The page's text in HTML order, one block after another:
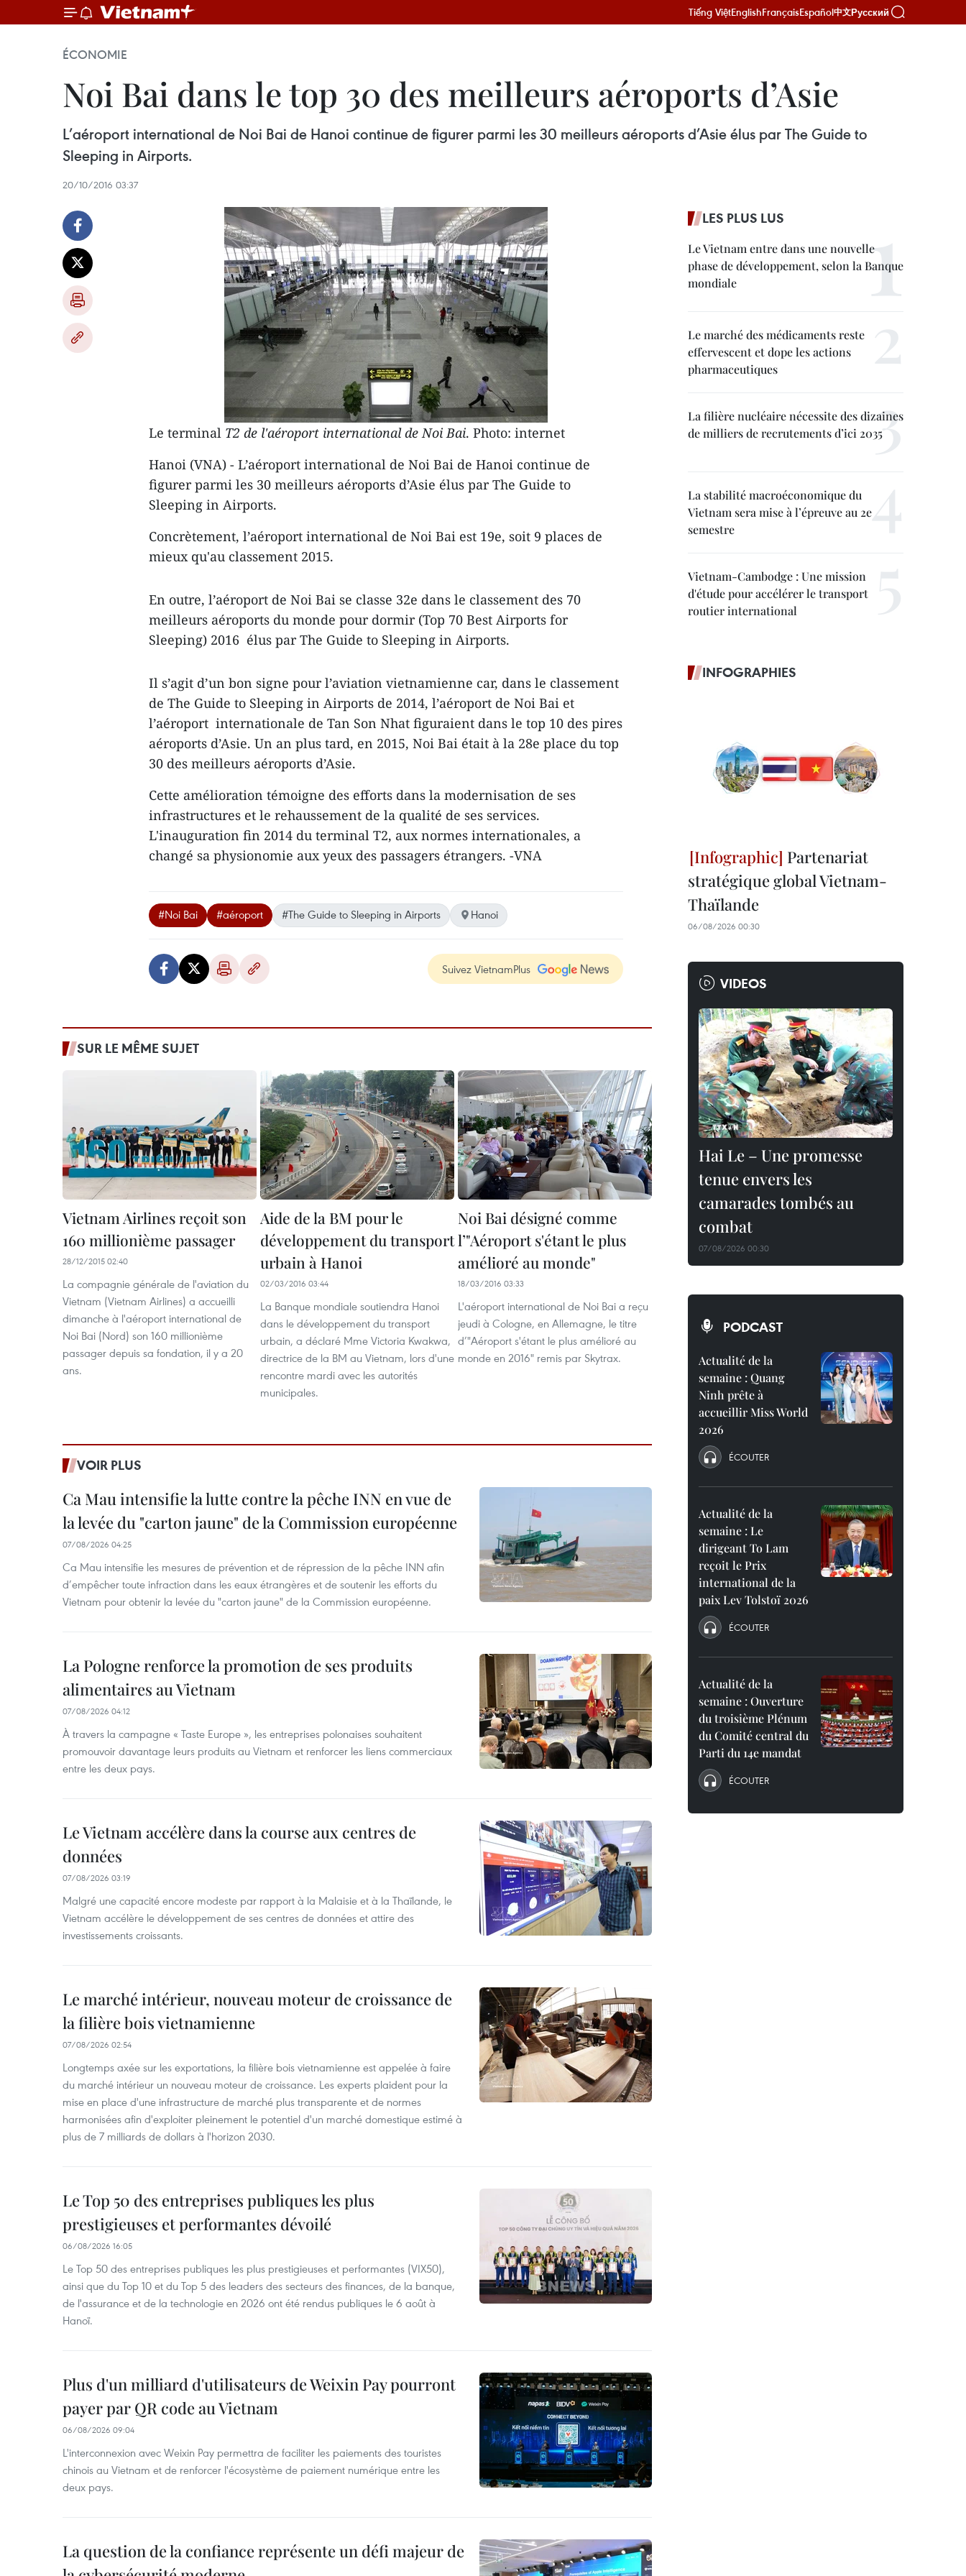
Tiếng ViệtEnglishFrançaisEspañol中文Русский
ÉCONOMIE
Noi Bai dans le top 30 des meilleurs aéroports d’Asie
L’aéroport international de Noi Bai ​de Hanoi continue de figurer parmi les 30 meilleurs aéroports d’Asie élus par The Guide to
Sleeping in Airports.
20/10/2016 03:37
Le terminal T2 de l'aéroport international de Noi Bai. Photo: internet
Hanoi (VNA) - L’aéroport international de Noi Bai ​de Hanoi continue de
figurer parmi les 30 meilleurs aéroports d’Asie élus par The Guide to
Sleeping in Airports.
Concrètement, l’aéroport international de Noi Bai est 19e, soit 9 places de
mieux ​qu'au classement 2015.
En outre, l’aéroport de Noi Bai se classe 32e dans ​le classement des 70
meilleurs aéroports du monde pour dormir (Top 70 Best Airports for
Sleeping) 2016 élus par The Guide to Sleeping in Airports.
Il s’agit d’un bon signe pour l’aviation vietnamienne car, ​dans le classement
de The Guide to Sleeping in Airports ​de 2014, l’aéroport​ de Noi Bai et
l’aéroport internationale de Tan Son Nhat ​figuraient dans le top 10 des pires
aéroports d’Asie. ​Un an plus tard, en 2015, Noi Bai était à la 28e place du top
30 des meilleurs aéroports d’Asie.
Cette amélioration ​témoigne des efforts dans la modernisation de ses
infrastructures et le rehaussement de la qualité de ses services. ​
L'inauguration fin 2014 du terminal T2, aux normes internationales, a
changé sa physionomie aux yeux des passagers étrangers. -VNA
#Noi Bai #aéroport #The Guide to Sleeping in Airports Hanoi
Suivez VietnamPlus
SUR LE MÊME SUJET
Vietnam Airlines reçoit son
160 millionième passager
28/12/2015 02:40
La compagnie générale de l'aviation du
Vietnam (Vietnam Airlines) a accueilli
dimanche à l'aéroport international de
Noi Bai (Nord) son 160 millionième
passager depuis sa fondation, il y a 20
ans.
Aide de la BM pour le
développement du transport
urbain à Hanoi
02/03/2016 03:44
La Banque mondiale soutiendra Hanoi
dans le développement du transport
urbain, a déclaré Mme Victoria Kwakwa,
directrice de la BM au Vietnam, lors d'une
rencontre mardi avec les autorités
municipales.
Noi Bai désigné comme
l’"Aéroport s'étant le plus
amélioré au monde"
18/03/2016 03:33
L'aéroport international de Noi Bai a reçu
jeudi à Cologne, en Allemagne, le titre
d’"Aéroport s'étant le plus amélioré au
monde en 2016" remis par Skytrax.
VOIR PLUS
Ca Mau intensifie la lutte contre la pêche INN en vue de
la levée du "carton jaune" de la Commission européenne
07/08/2026 04:25
Ca Mau intensifie les mesures de prévention et de répression de la pêche INN afin
d’empêcher toute infraction dans les eaux étrangères et de soutenir les efforts du
Vietnam pour obtenir la levée du "carton jaune" de la Commission européenne.
La Pologne renforce la promotion de ses produits
alimentaires au Vietnam
07/08/2026 04:12
À travers la campagne « Taste Europe », les entreprises polonaises souhaitent
promouvoir davantage leurs produits au Vietnam et renforcer les liens commerciaux
entre les deux pays.
Le Vietnam accélère dans la course aux centres de
données
07/08/2026 03:19
Malgré une capacité encore modeste par rapport à la Malaisie et à la Thaïlande, le
Vietnam accélère le développement de ses centres de données et attire des
investissements croissants.
Le marché intérieur, nouveau moteur de croissance de
la filière bois vietnamienne
07/08/2026 02:54
Longtemps axée sur les exportations, la filière bois vietnamienne est appelée à faire
du marché intérieur un nouveau moteur de croissance. Les experts plaident pour la
mise en place d'une infrastructure de marché plus transparente et de normes
harmonisées afin d'exploiter pleinement le potentiel d'un marché domestique estimé à
plus de 7 milliards de dollars à l'horizon 2030.
Le Top 50 des entreprises publiques les plus
prestigieuses et performantes dévoilé
06/08/2026 16:05
Le Top 50 des entreprises publiques les plus prestigieuses et performantes (VIX50),
ainsi que du Top 10 et du Top 5 des leaders des secteurs des finances, de la banque,
de l'assurance et de la technologie en 2026 ont été rendus publiques le 6 août à
Hanoï.
Plus d'un milliard d'utilisateurs de Weixin Pay pourront
payer par QR code au Vietnam
06/08/2026 09:04
L'interconnexion avec Weixin Pay permettra de faciliter les paiements des touristes
chinois au Vietnam et de renforcer l'écosystème de paiement numérique entre les
deux pays.
La question de la confiance représente un défi majeur de
LES PLUS LUS
Le Vietnam entre dans une nouvelle
phase de développement, selon la Banque
mondiale
Le marché des médicaments reste
effervescent et dope les actions
pharmaceutiques
La filière nucléaire nécessite des dizaines
de milliers de recrutements d’ici 2035
La stabilité macroéconomique du
Vietnam sera mise à l’épreuve au 2e
semestre
Vietnam-Cambodge : Une mission
d'étude pour accélérer le transport
routier international
INFOGRAPHIES
Partenariat
stratégique global Vietnam-
Thaïlande
06/08/2026 00:30
VIDEOS
Hai Le – Une promesse
tenue envers les
camarades tombés au
combat
07/08/2026 00:30
PODCAST
Actualité de la
semaine : Quang
Ninh prête à
accueillir Miss World
2026
ÉCOUTER
Actualité de la
semaine : Le
dirigeant To Lam
reçoit le Prix
international de la
paix Lev Tolstoï 2026
ÉCOUTER
Actualité de la
semaine : Ouverture
du troisième Plénum
du Comité central du
Parti du 14e mandat
ÉCOUTER